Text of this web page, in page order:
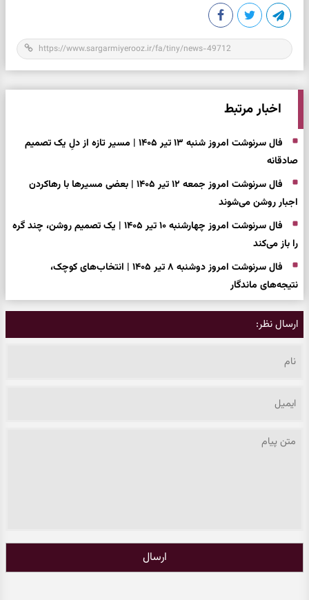
اخبار مرتبط
فال سرنوشت امروز شنبه ۱۳ تیر ۱۴۰۵ | مسیر تازه از دلِ یک تصمیم
صادقانه
فال سرنوشت امروز جمعه ۱۲ تیر ۱۴۰۵ | بعضی مسیرها با رهاکردن
اجبار روشن می‌شوند
فال سرنوشت امروز چهارشنبه ۱۰ تیر ۱۴۰۵ | یک تصمیم روشن، چند گره
را باز می‌کند
فال سرنوشت امروز دوشنبه ۸ تیر ۱۴۰۵ | انتخاب‌های کوچک،
نتیجه‌های ماندگار
ارسال نظر:
ارسال